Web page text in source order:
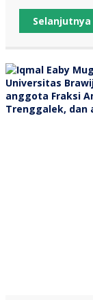
Selanjutnya